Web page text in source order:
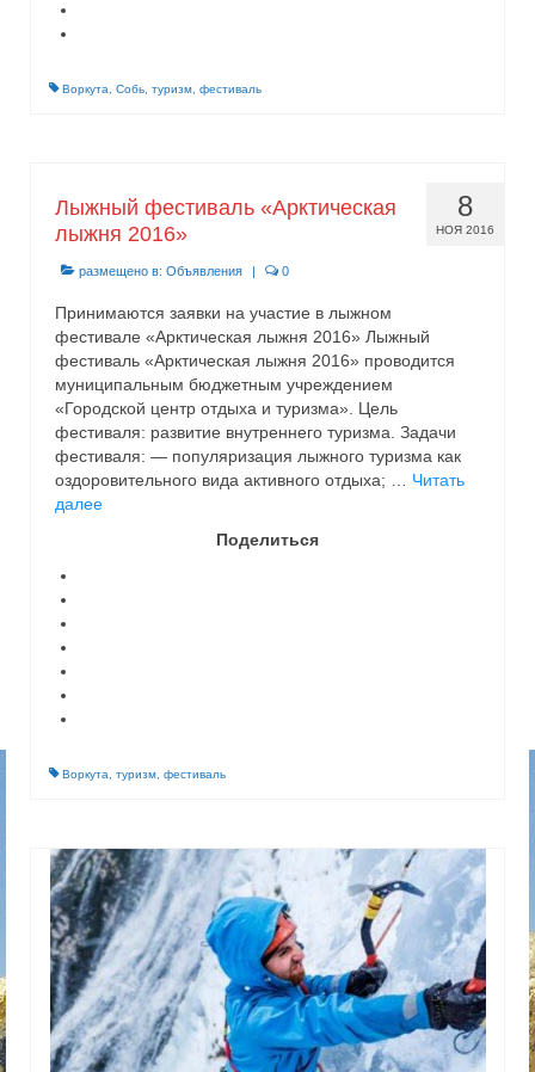
Воркута Собь туризм фестиваль
8
НОЯ 2016
Лыжный фестиваль «Арктическая
лыжня 2016»
размещено в: Объявления | 0
Принимаются заявки на участие в лыжном
фестивале «Арктическая лыжня 2016» Лыжный
фестиваль «Арктическая лыжня 2016» проводится
муниципальным бюджетным учреждением
«Городской центр отдыха и туризма». Цель
фестиваля: развитие внутреннего туризма. Задачи
фестиваля: — популяризация лыжного туризма как
оздоровительного вида активного отдыха; … Читать
далее
Поделиться
Воркута туризм фестиваль